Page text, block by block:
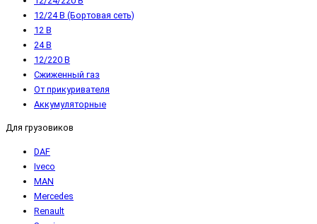
12/24 В (Бортовая сеть)
12 В
24 В
12/220 В
Сжиженный газ
От прикуривателя
Аккумуляторные
Для грузовиков
DAF
Iveco
MAN
Mercedes
Renault